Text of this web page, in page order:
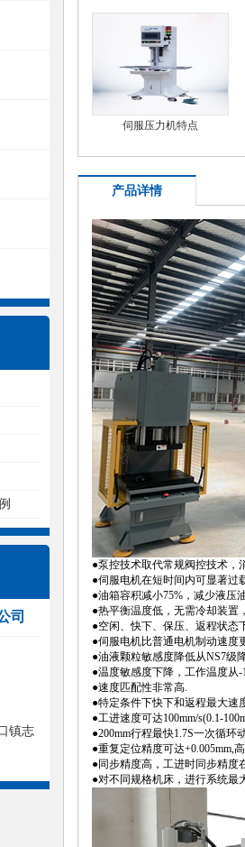
司
镇志
伺服压力机特点
产品详情
●泵控技术取代常规阀控技术，
●伺服电机在短时间内可显著过
●油箱容积减小75%，减少液压
●热平衡温度低，无需冷却装置
●空闲、快下、保压、返程状态
●伺服电机比普通电机制动速度
●油液颗粒敏感度降低从NS7级
●温度敏感度下降，工作温度从-
●速度匹配性非常高.
●特定条件下快下和返程最大速
●工进速度可达100mm/s(0.1-
●200mm行程最快1.7S一次循环
●重复定位精度可达+0.005mm,
●同步精度高，工进时同步精度
●对不同规格机床，进行系统最